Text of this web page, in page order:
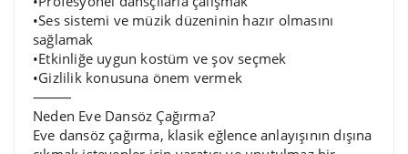
•Ses sistemi ve müzik düzeninin hazır olmasını
sağlamak
•Etkinliğe uygun kostüm ve şov seçmek
•Gizlilik konusuna önem vermek
⸻
Neden Eve Dansöz Çağırma?
Eve dansöz çağırma, klasik eğlence anlayışının dışına